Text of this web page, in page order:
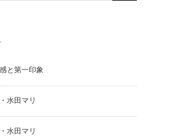
と第一印象
水田マリ
水田マリ